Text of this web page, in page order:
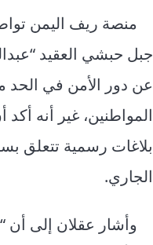
منصة ريف اليمن
جبل حبشي العقيد
عن دور الأمن في
المواطنين، غير أنه أكد أ
بلاغات رسمية تتعلق
الجاري.
وأشار عقلان إلى أن “